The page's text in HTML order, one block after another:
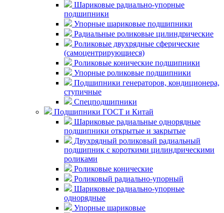
Шариковые радиально-упорные
подшипники
Упорные шариковые подшипники
Радиальные роликовые цилиндрические
Роликовые двухрядные сферические
(самоцентрирующиеся)
Роликовые конические подшипники
Упорные роликовые подшипники
Подшипники генераторов, кондиционера,
ступичные
Спецподшипники
Подшипники ГОСТ и Китай
Шариковые радиальные однорядные
подшипники открытые и закрытые
Двухрядный роликовый радиальный
подшипник с короткими цилиндрическими
роликами
Роликовые конические
Роликовый радиально-упорный
Шариковые радиально-упорные
однорядные
Упорные шариковые